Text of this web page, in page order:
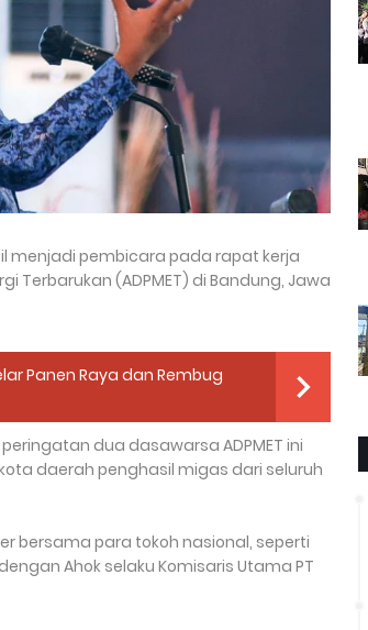
menjadi pembicara pada rapat kerja
Terbarukan (ADPMET) di Bandung, Jawa
Panen Raya dan Rembug
dua dasawarsa ADPMET ini
daerah penghasil migas dari seluruh
bersama para tokoh nasional, seperti
Ahok selaku Komisaris Utama PT